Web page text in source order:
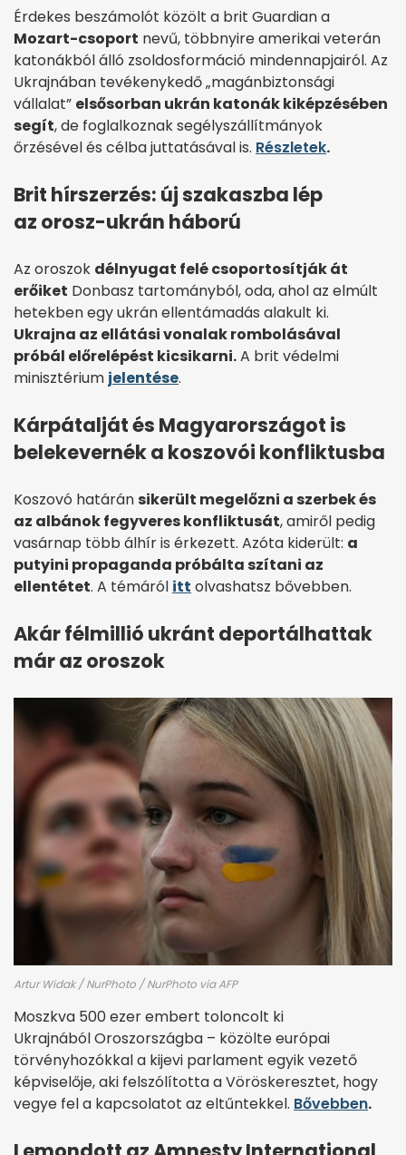
Érdekes beszámolót közölt a brit Guardian a
Mozart-csoport nevű, többnyire amerikai veterán
katonákból álló zsoldosformáció mindennapjairól. Az
Ukrajnában tevékenykedő „magánbiztonsági
vállalat” elsősorban ukrán katonák kiképzésében
segít, de foglalkoznak segélyszállítmányok
őrzésével és célba juttatásával is. Részletek.
Brit hírszerzés: új szakaszba lép
az orosz-ukrán háború
Az oroszok délnyugat felé csoportosítják át
erőiket Donbasz tartományból, oda, ahol az elmúlt
hetekben egy ukrán ellentámadás alakult ki.
Ukrajna az ellátási vonalak rombolásával
próbál előrelépést kicsikarni.A brit védelmi
minisztérium jelentése.
Kárpátalját és Magyarországot is
belekevernék a koszovói konfliktusba
Koszovó határán sikerült megelőzni a szerbek és
az albánok fegyveres konfliktusát, amiről pedig
vasárnap több álhír is érkezett. Azóta kiderült: a
putyini propaganda próbálta szítani az
ellentétet. A témáról itt olvashatsz bővebben.
Akár félmillió ukránt deportálhattak
már az oroszok
Artur Widak / NurPhoto / NurPhoto via AFP
Moszkva 500 ezer embert toloncolt ki
Ukrajnából Oroszországba – közölte európai
törvényhozókkal a kijevi parlament egyik vezető
képviselője, aki felszólította a Vöröskeresztet, hogy
vegye fel a kapcsolatot az eltűntekkel. Bővebben.